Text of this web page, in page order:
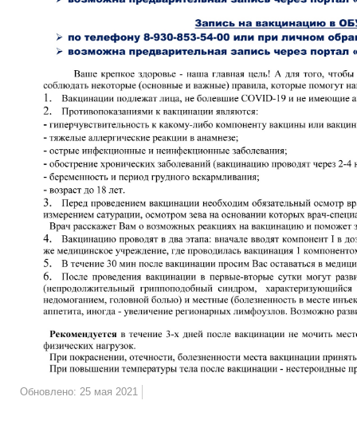
Обновлено: 25 мая 2021